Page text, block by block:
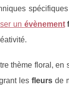
un évènement
thème floral, en
lesfleurs de